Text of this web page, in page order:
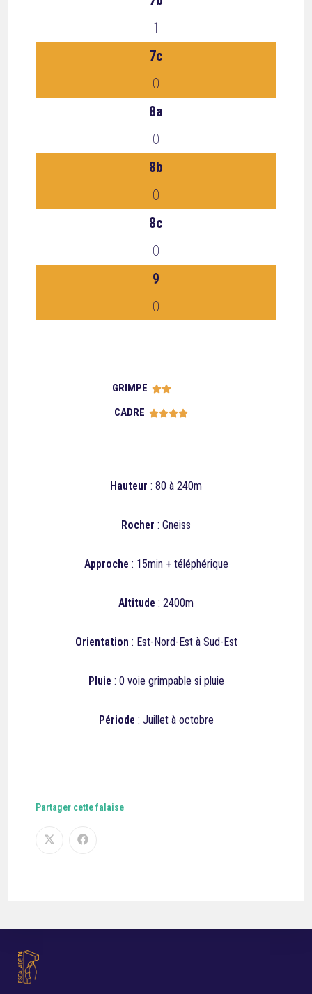
1
7c
0
8a
0
8b
0
8c
0
9
0
GRIMPE 
CADRE 
Hauteur : 80 à 240m
Rocher : Gneiss
Approche : 15min + téléphérique
Altitude : 2400m
Orientation : Est-Nord-Est à Sud-Est
Pluie : 0 voie grimpable si pluie
Période : Juillet à octobre
Partager cette falaise